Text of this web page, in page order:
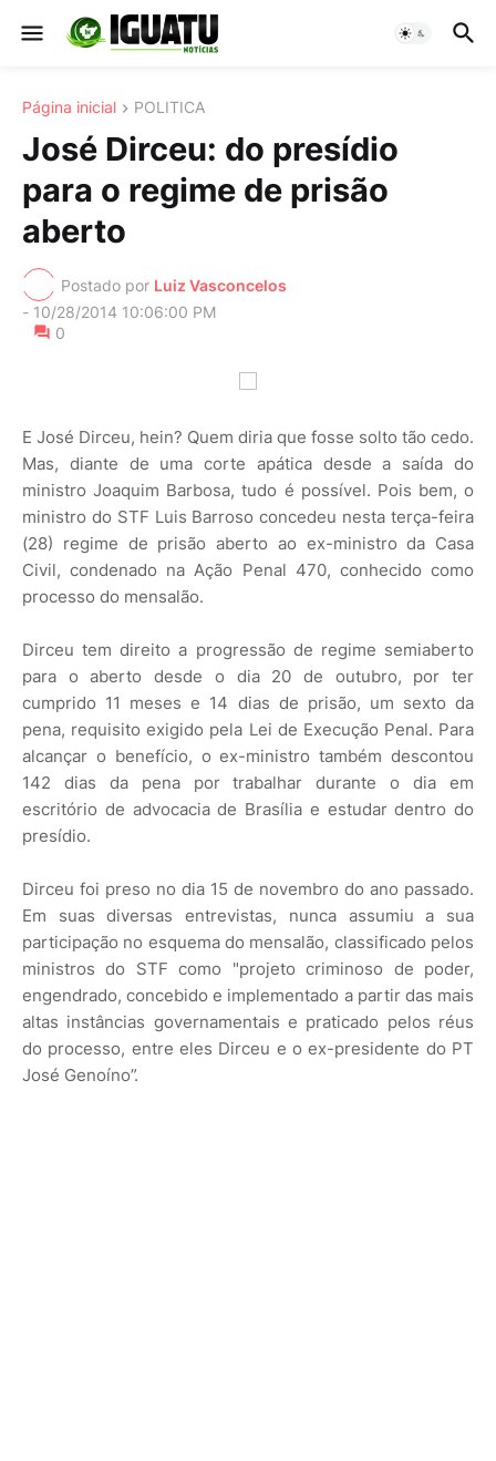
Página inicial POLITICA
José Dirceu: do presídio
para o regime de prisão
aberto
Postado por Luiz Vasconcelos
- 10/28/2014 10:06:00 PM
0
E José Dirceu, hein? Quem diria que fosse solto tão cedo.
Mas, diante de uma corte apática desde a saída do
ministro Joaquim Barbosa, tudo é possível. Pois bem, o
ministro do STF Luis Barroso concedeu nesta terça-feira
(28) regime de prisão aberto ao ex-ministro da Casa
Civil, condenado na Ação Penal 470, conhecido como
processo do mensalão.
Dirceu tem direito a progressão de regime semiaberto
para o aberto desde o dia 20 de outubro, por ter
cumprido 11 meses e 14 dias de prisão, um sexto da
pena, requisito exigido pela Lei de Execução Penal. Para
alcançar o benefício, o ex-ministro também descontou
142 dias da pena por trabalhar durante o dia em
escritório de advocacia de Brasília e estudar dentro do
presídio.
Dirceu foi preso no dia 15 de novembro do ano passado.
Em suas diversas entrevistas, nunca assumiu a sua
participação no esquema do mensalão, classificado pelos
ministros do STF como "projeto criminoso de poder,
engendrado, concebido e implementado a partir das mais
altas instâncias governamentais e praticado pelos réus
do processo, entre eles Dirceu e o ex-presidente do PT
José Genoíno”.